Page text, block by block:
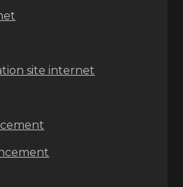
site internet